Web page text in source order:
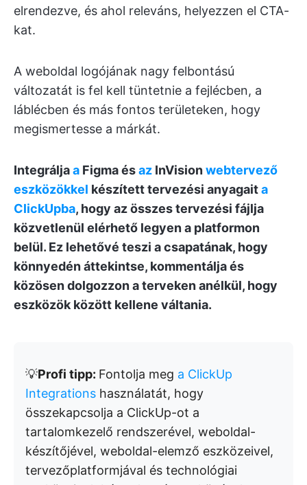
elrendezve, és ahol releváns, helyezzen el CTA-
kat.
A weboldal logójának nagy felbontású
változatát is fel kell tüntetnie a fejlécben, a
láblécben és más fontos területeken, hogy
megismertesse a márkát.
Integráljaa Figma ésaz InVisionwebtervező
eszközökkel készített tervezési anyagaita
ClickUpba, hogy az összes tervezési fájlja
közvetlenül elérhető legyen a platformon
belül. Ez lehetővé teszi a csapatának, hogy
könnyedén áttekintse, kommentálja és
közösen dolgozzon a terveken anélkül, hogy
eszközök között kellene váltania.
💡Profi tipp: Fontolja meg a ClickUp
Integrations használatát, hogy
összekapcsolja a ClickUp-ot a
tartalomkezelő rendszerével, weboldal-
készítőjével, weboldal-elemző eszközeivel,
tervezőplatformjával és technológiai